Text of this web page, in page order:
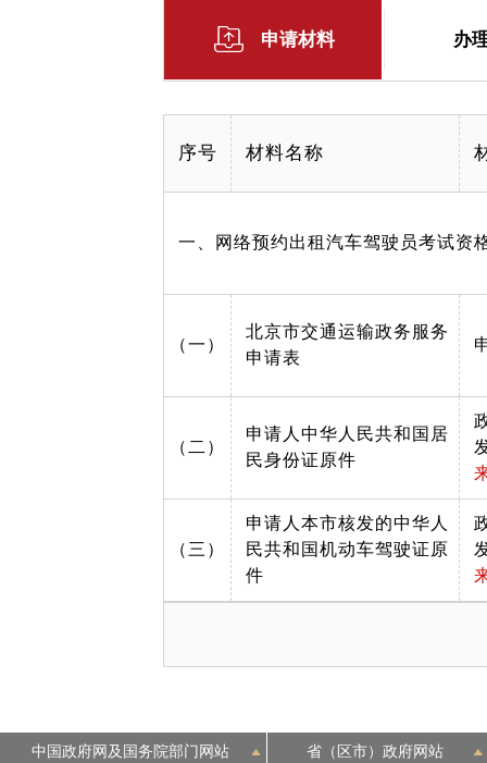
申请材料 办
序号 材料名称
一、网络预约出租汽车驾驶员考试资
（一）
北京市交通运输政务服务
申请表
（二）
申请人中华人民共和国居
民身份证原件
（三）
申请人本市核发的中华人
民共和国机动车驾驶证原
件
中国政府网及国务院部门网站 省（区市）政府网站